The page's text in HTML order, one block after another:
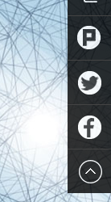
噗浪
Plurk
推特
Twitter